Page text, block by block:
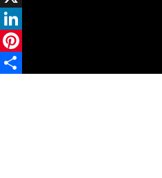
X
LinkedIn
Pinterest